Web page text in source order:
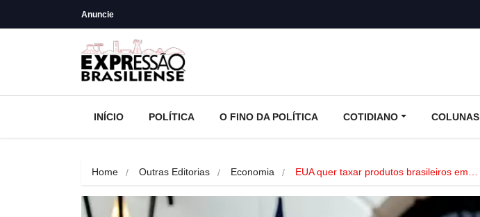
Anuncie
INÍCIO POLÍTICA O FINO DA POLÍTICA COTIDIANO COLUNAS
Home Outras Editorias Economia EUA quer taxar produtos brasileiros em…